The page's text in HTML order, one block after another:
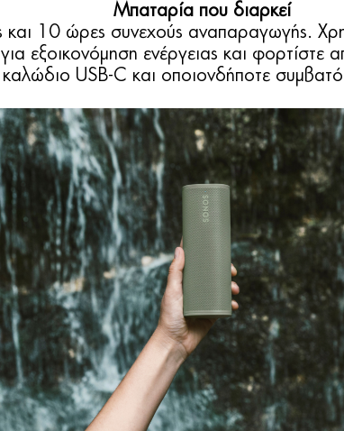
Μπαταρία που διαρκεί
10 ώρες συνεχούς αναπαραγωγής.
εξοικονόμηση ενέργειας και φορτίστε
καλώδιο USB-C και οποιονδήποτε